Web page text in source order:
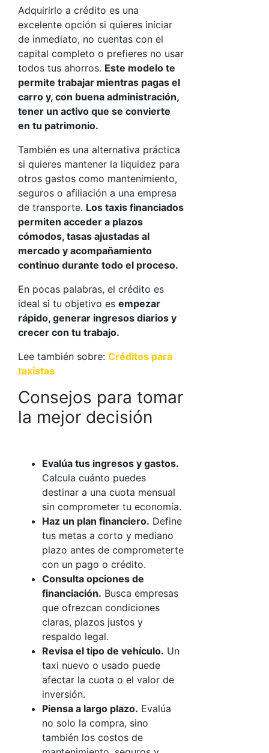
Adquirirlo a crédito es una
excelente opción si quieres iniciar
de inmediato, no cuentas con el
capital completo o prefieres no usar
todos tus ahorros. Este modelo te
permite trabajar mientras pagas el
carro y, con buena administración,
tener un activo que se convierte
en tu patrimonio.
También es una alternativa práctica
si quieres mantener la liquidez para
otros gastos como mantenimiento,
seguros o afiliación a una empresa
de transporte. Los taxis financiados
permiten acceder a plazos
cómodos, tasas ajustadas al
mercado y acompañamiento
continuo durante todo el proceso.
En pocas palabras, el crédito es
ideal si tu objetivo es empezar
rápido, generar ingresos diarios y
crecer con tu trabajo.
Lee también sobre: Créditos para
taxistas
Consejos para tomar
la mejor decisión
Evalúa tus ingresos y gastos.
Calcula cuánto puedes
destinar a una cuota mensual
sin comprometer tu economía.
Haz un plan financiero. Define
tus metas a corto y mediano
plazo antes de comprometerte
con un pago o crédito.
Consulta opciones de
financiación. Busca empresas
que ofrezcan condiciones
claras, plazos justos y
respaldo legal.
Revisa el tipo de vehículo. Un
taxi nuevo o usado puede
afectar la cuota o el valor de
inversión.
Piensa a largo plazo. Evalúa
no solo la compra, sino
también los costos de